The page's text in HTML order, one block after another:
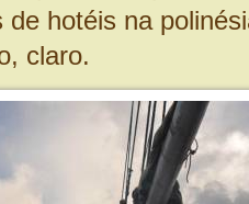
de hotéis na
claro.